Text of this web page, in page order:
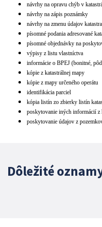
návrhy na opravu chýb v
návrhy na zápis poznámky
návrhy na zmenu údajov
písomné podania adresované
písomné objednávky na
výpisy z listu vlastníctva
informácie o BPEJ (bonitné,
kópie z katastrálnej mapy
kópie z mapy určeného operátu
identifikácia parciel
kópia listín zo zbierky listín
poskytovanie iných informácií z
poskytovanie údajov z
Dôležité